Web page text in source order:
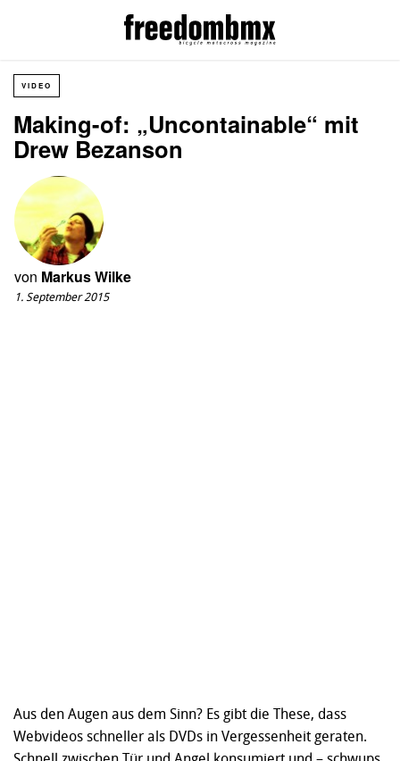
VIDEO
Making-of: „Uncontainable“ mit
Drew Bezanson
von Markus Wilke
1. September 2015
Aus den Augen aus dem Sinn? Es gibt die These, dass
Webvideos schneller als DVDs in Vergessenheit geraten.